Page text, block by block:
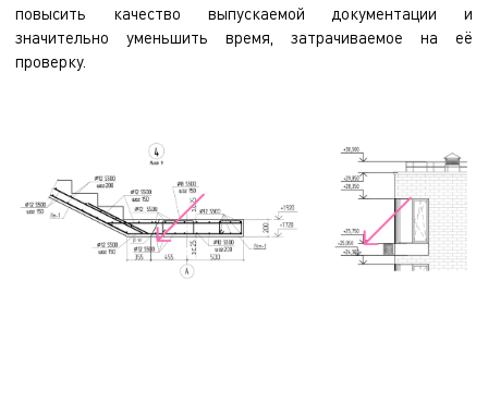
повысить качество выпускаемой документации и
значительно уменьшить время, затрачиваемое на её
проверку.